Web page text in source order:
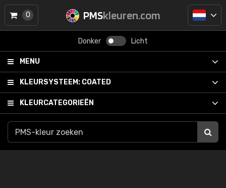
PMSkleuren.com
Donker Licht
MENU
KLEURSYSTEEM: COATED
KLEURCATEGORIEËN
0